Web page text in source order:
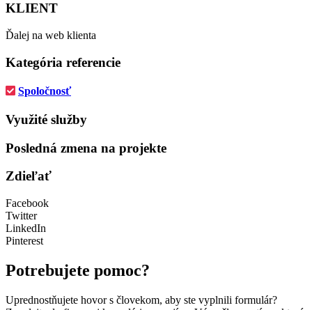
KLIENT
Ďalej na web klienta
Kategória referencie
Spoločnosť
Využité služby
Posledná zmena na projekte
Zdieľať
Facebook
Twitter
LinkedIn
Pinterest
Potrebujete pomoc?
Uprednostňujete hovor s človekom, aby ste vyplnili formulár?